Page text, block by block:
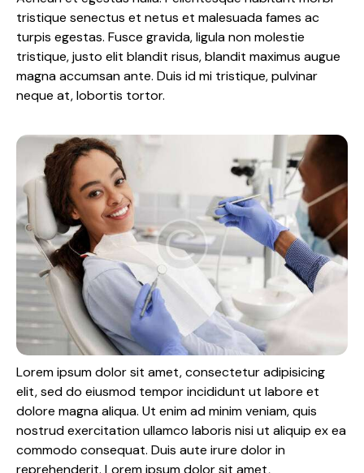
tristique senectus et netus et malesuada fames ac
turpis egestas. Fusce gravida, ligula non molestie
tristique, justo elit blandit risus, blandit maximus augue
magna accumsan ante. Duis id mi tristique, pulvinar
neque at, lobortis tortor.
Lorem ipsum dolor sit amet, consectetur adipisicing
elit, sed do eiusmod tempor incididunt ut labore et
dolore magna aliqua. Ut enim ad minim veniam, quis
nostrud exercitation ullamco laboris nisi ut aliquip ex ea
commodo consequat. Duis aute irure dolor in